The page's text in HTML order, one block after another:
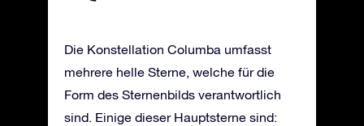
Die Konstellation Columba umfasst
mehrere helle Sterne, welche für die
Form des Sternenbilds verantwortlich
sind. Einige dieser Hauptsterne sind: